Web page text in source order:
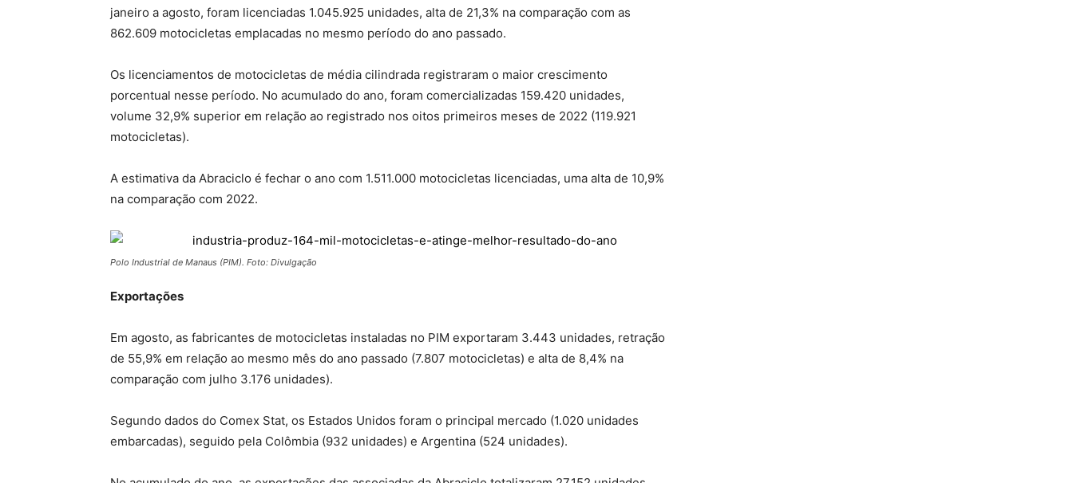
janeiro a agosto, foram licenciadas 1.045.925 unidades, alta de 21,3% na comparação com as
862.609 motocicletas emplacadas no mesmo período do ano passado.
Os licenciamentos de motocicletas de média cilindrada registraram o maior crescimento
porcentual nesse período. No acumulado do ano, foram comercializadas 159.420 unidades,
volume 32,9% superior em relação ao registrado nos oitos primeiros meses de 2022 (119.921
motocicletas).
A estimativa da Abraciclo é fechar o ano com 1.511.000 motocicletas licenciadas, uma alta de 10,9%
na comparação com 2022.
Polo Industrial de Manaus (PIM). Foto: Divulgação
Exportações
Em agosto, as fabricantes de motocicletas instaladas no PIM exportaram 3.443 unidades, retração
de 55,9% em relação ao mesmo mês do ano passado (7.807 motocicletas) e alta de 8,4% na
comparação com julho 3.176 unidades).
Segundo dados do Comex Stat, os Estados Unidos foram o principal mercado (1.020 unidades
embarcadas), seguido pela Colômbia (932 unidades) e Argentina (524 unidades).